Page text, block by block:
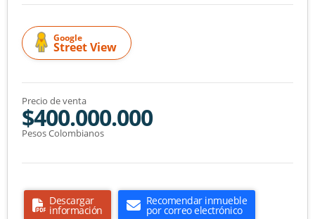
Google
Street View
Precio de venta
$400.000.000
Pesos Colombianos
Descargar
información
Recomendar inmueble
por correo electrónico